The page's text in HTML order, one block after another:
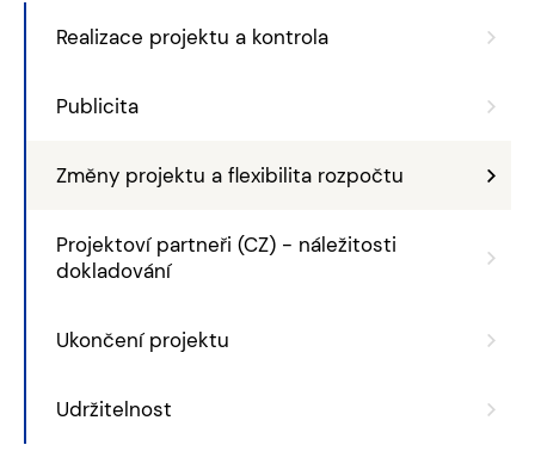
Realizace projektu a kontrola
Publicita
Změny projektu a flexibilita rozpočtu
Projektoví partneři (CZ) - náležitosti
dokladování
Ukončení projektu
Udržitelnost